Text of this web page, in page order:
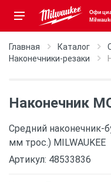
Главная Каталог
Наконечники-резаки
Наконечник
Средний наконечник-
мм трос.) MILWAUKEE
Артикул: 48533836